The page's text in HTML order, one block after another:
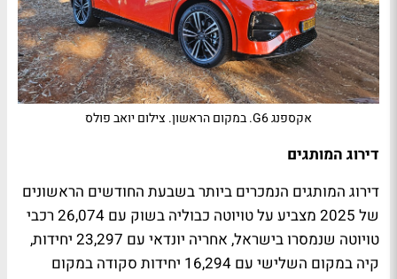
אקספנג G6. במקום הראשון. צילום יואב פולס
דירוג המותגים
דירוג המותגים הנמכרים ביותר בשבעת החודשים הראשונים
של 2025 מצביע על טויוטה כבוליה בשוק עם 26,074 רכבי
טויוטה שנמסרו בישראל, אחריה יונדאי עם 23,297 יחידות,
קיה במקום השלישי עם 16,294 יחידות סקודה במקום